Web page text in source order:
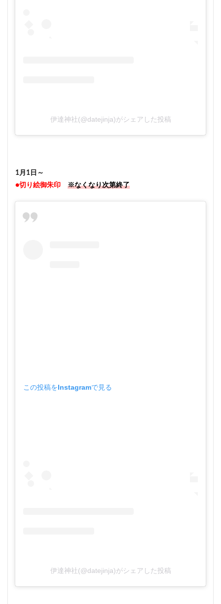
伊達神社(@datejinja)がシェアした投稿
1月1日～
●切り絵御朱印 ※なくなり次第終了
この投稿をInstagramで見る
伊達神社(@datejinja)がシェアした投稿